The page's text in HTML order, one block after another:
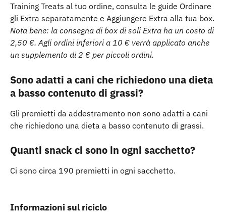
Training Treats al tuo ordine, consulta le guide Ordinare
gli Extra separatamente e Aggiungere Extra alla tua box.
Nota bene: la consegna di box di soli Extra ha un costo di
2,50 €. Agli ordini inferiori a 10 € verrà applicato anche
un supplemento di 2 € per piccoli ordini.
Sono adatti a cani che richiedono una dieta
a basso contenuto di grassi?
Gli premietti da addestramento non sono adatti a cani
che richiedono una dieta a basso contenuto di grassi.
Quanti snack ci sono in ogni sacchetto?
Ci sono circa 190 premietti in ogni sacchetto.
Informazioni sul riciclo